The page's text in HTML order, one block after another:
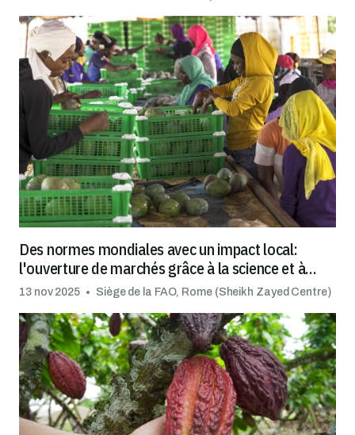
Des normes mondiales avec un impact local:
l'ouverture de marchés grâce à la science et à
l'innovation
13 nov 2025 Siège de la FAO, Rome (Sheikh Zayed Centre)